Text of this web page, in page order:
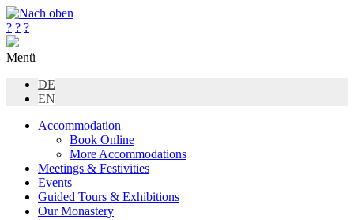
? ? ?
Menü
DE
EN
Accommodation
Book Online
More Accommodations
Meetings & Festivities
Events
Guided Tours & Exhibitions
Our Monastery